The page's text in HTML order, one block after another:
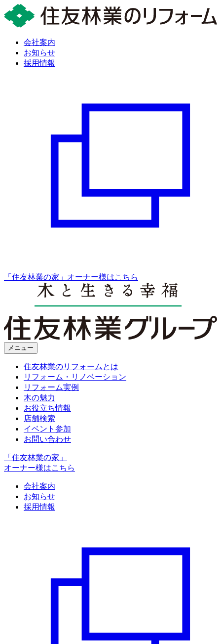
会社案内
お知らせ
採用情報
「住友林業の家」オーナー様はこちら
メニュー
住友林業のリフォームとは
リフォーム・リノベーション
リフォーム実例
木の魅力
お役立ち情報
店舗検索
イベント参加
お問い合わせ
「住友林業の家」
オーナー様はこちら
会社案内
お知らせ
採用情報